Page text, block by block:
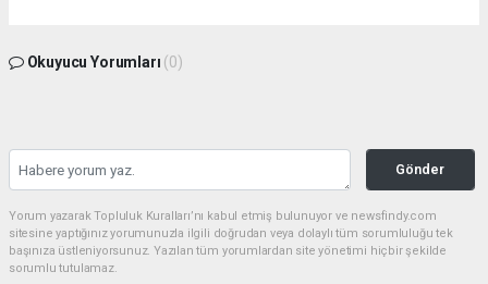
Okuyucu Yorumları (0)
Gönder
Yorum yazarak Topluluk Kuralları’nı kabul etmiş bulunuyor ve newsfindy.com
sitesine yaptığınız yorumunuzla ilgili doğrudan veya dolaylı tüm sorumluluğu tek
başınıza üstleniyorsunuz. Yazılan tüm yorumlardan site yönetimi hiçbir şekilde
sorumlu tutulamaz.